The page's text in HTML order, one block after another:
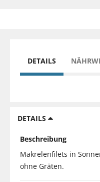
DETAILS
DETAILS
Beschreibung
Makrelenfilets in
ohne Gräten.